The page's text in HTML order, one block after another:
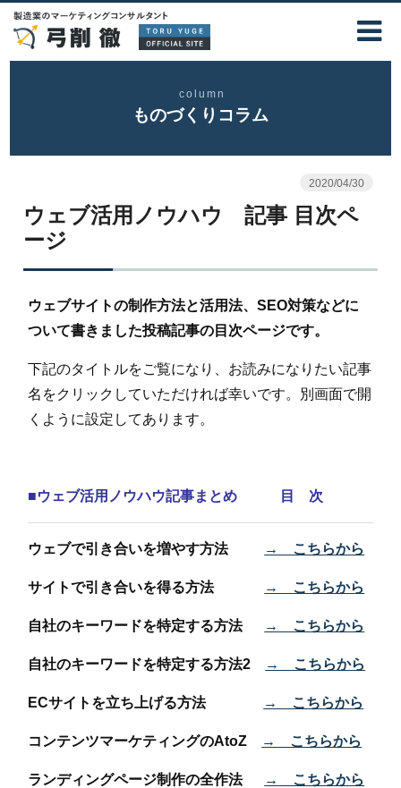
column
ものづくりコラム
2020/04/30
ウェブ活用ノウハウ 記事 目次ペ
ージ
ウェブサイトの制作方法と活用法、SEO対策などに
ついて書きました投稿記事の目次ページです。
下記のタイトルをご覧になり、お読みになりたい記事
名をクリックしていただければ幸いです。別画面で開
くように設定してあります。
■ウェブ活用ノウハウ記事まとめ 目 次
ウェブで引き合いを増やす方法 → こちらから
サイトで引き合いを得る方法 → こちらから
自社のキーワードを特定する方法 → こちらから
自社のキーワードを特定する方法2 → こちらから
ECサイトを立ち上げる方法 → こちらから
コンテンツマーケティングのAtoZ → こちらから
ランディングページ制作の全作法 → こちらから